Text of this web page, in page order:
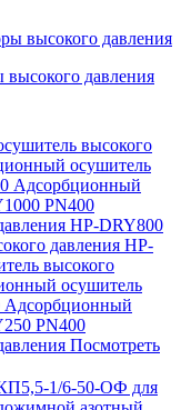
давления
высокого
осушитель
Адсорбционный
PN400
HP-DRY800
давления HP-
высокого
осушитель
Адсорбционный
PN400
Посмотреть
1/6-50-ОФ для